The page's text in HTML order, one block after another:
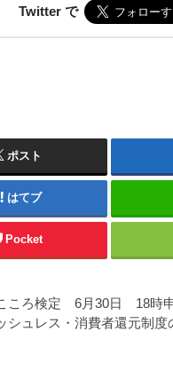
Twitter で
ポスト
はてブ
Pocket
こころ検定 6月30日 18時
シュレス・消費者還元制度